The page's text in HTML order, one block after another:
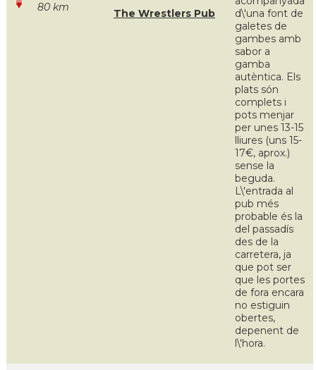
80 km
The Wrestlers Pub
d\'una font de
galetes de
gambes amb
sabor a
gamba
autèntica. Els
plats són
complets i
pots menjar
per unes 13-15
lliures (uns 15-
17€, aprox.)
sense la
beguda.
L\'entrada al
pub més
probable és la
del passadís
des de la
carretera, ja
que pot ser
que les portes
de fora encara
no estiguin
obertes,
depenent de
l\'hora.